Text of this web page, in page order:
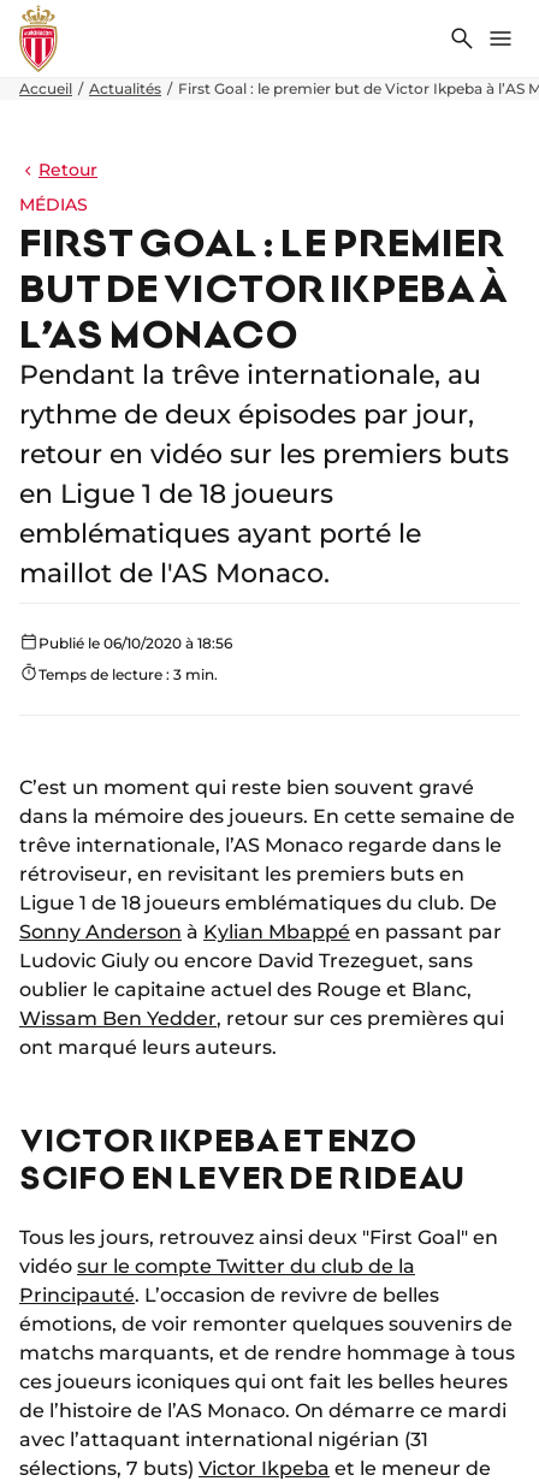
Accueil Actualités First Goal : le premier but de Victor Ikpeba à l’AS
Retour
MÉDIAS
FIRST GOAL : LE PREMIER
BUT DE VICTOR IKPEBA À
L’AS MONACO
Pendant la trêve internationale, au
rythme de deux épisodes par jour,
retour en vidéo sur les premiers buts
en Ligue 1 de 18 joueurs
emblématiques ayant porté le
maillot de l'AS Monaco.
Publié le 06/10/2020 à 18:56
Temps de lecture : 3 min.
C’est un moment qui reste bien souvent gravé
dans la mémoire des joueurs. En cette semaine de
trêve internationale, l’AS Monaco regarde dans le
rétroviseur, en revisitant les premiers buts en
Ligue 1 de 18 joueurs emblématiques du club. De
Sonny Anderson à Kylian Mbappé en passant par
Ludovic Giuly ou encore David Trezeguet, sans
oublier le capitaine actuel des Rouge et Blanc,
Wissam Ben Yedder, retour sur ces premières qui
ont marqué leurs auteurs.
VICTOR IKPEBA ET ENZO
SCIFO EN LEVER DE RIDEAU
Tous les jours, retrouvez ainsi deux "First Goal" en
vidéo sur le compte Twitter du club de la
Principauté. L’occasion de revivre de belles
émotions, de voir remonter quelques souvenirs de
matchs marquants, et de rendre hommage à tous
ces joueurs iconiques qui ont fait les belles heures
de l’histoire de l’AS Monaco. On démarre ce mardi
avec l’attaquant international nigérian (31
sélections, 7 buts) Victor Ikpeba et le meneur de